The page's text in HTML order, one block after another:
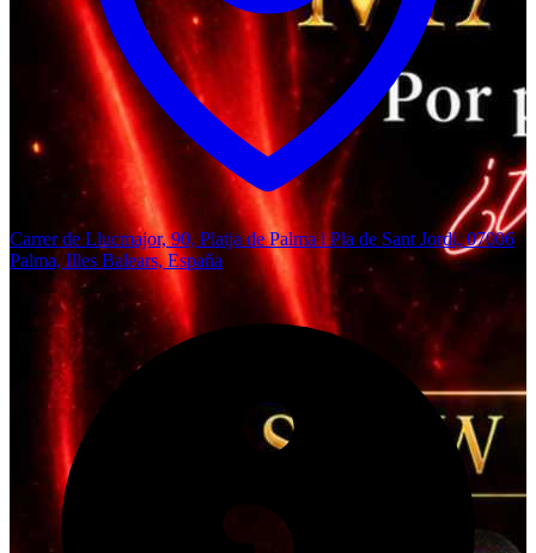
Carrer de Llucmajor, 90, Platja de Palma i Pla de Sant Jordi, 07006
Palma, Illes Balears, España